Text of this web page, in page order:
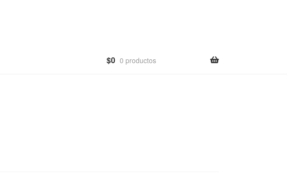
$0 0 productos